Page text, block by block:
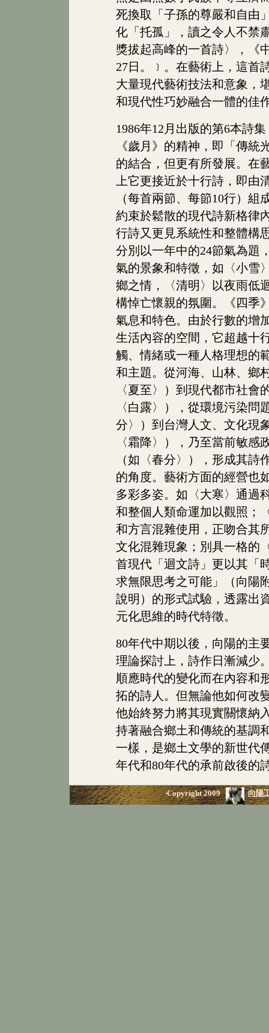
死換取「子孫的尊嚴和自由
化「托孤」，讀之令人不禁
獎拔起高峰的一首詩〉，《
27日。﹞。在藝術上，這首
大量現代藝術技法和意象，
和現代性巧妙融合一體的佳
1986年12月出版的第6本詩
《歲月》的精神，即「傳統
的結合，但更有所發展。在
上它更接近於十行詩，即由
（每首兩節、每節10行）組
約束於鬆散的現代詩新格律
行詩又更見系統性和整體構
分別以一年中的24節氣為題
氣的景象和特徵，如〈小雪
鄉之情，〈清明〉以夜雨低
構悼亡懷親的氛圍。《四季
氣息和特色。由於行數的增
生活內容的空間，它超越十
觸、情緒或一種人格理想的
和主題。從河海、山林、鄉
〈夏至〉）到現代都市社會
〈白露〉），從環境污染問
分〉）到台灣人文、文化現
〈霜降〉），乃至當前敏感
（如〈春分〉），形成其詩
的角度。藝術方面的經營也
多彩多姿。如〈大寒〉通過
和整個人類命運加以觀照；
和方言混雜使用，正吻合其
文化混雜現象；別具一格的
首現代「迴文詩」更以其「
求無限思考之可能」（向陽
說明）的形式試驗，透露出
元化思維的時代特徵。
80年代中期以後，向陽的主
理論探討上，詩作日漸減少
順應時代的變化而在內容和
拓的詩人。但無論他如何改
他始終努力將其現實關懷納
持著融合鄉土和傳統的基調
一樣，是鄉土文學的新世代
年代和80年代的承前啟後的
‧Copyright 2009 向陽